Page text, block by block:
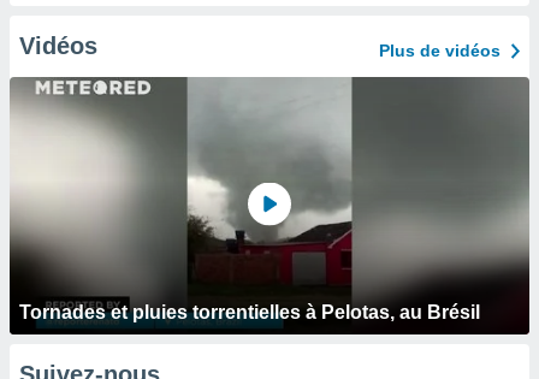
Vidéos Plus de vidéos
Tornades et pluies torrentielles à Pelotas, au Brésil